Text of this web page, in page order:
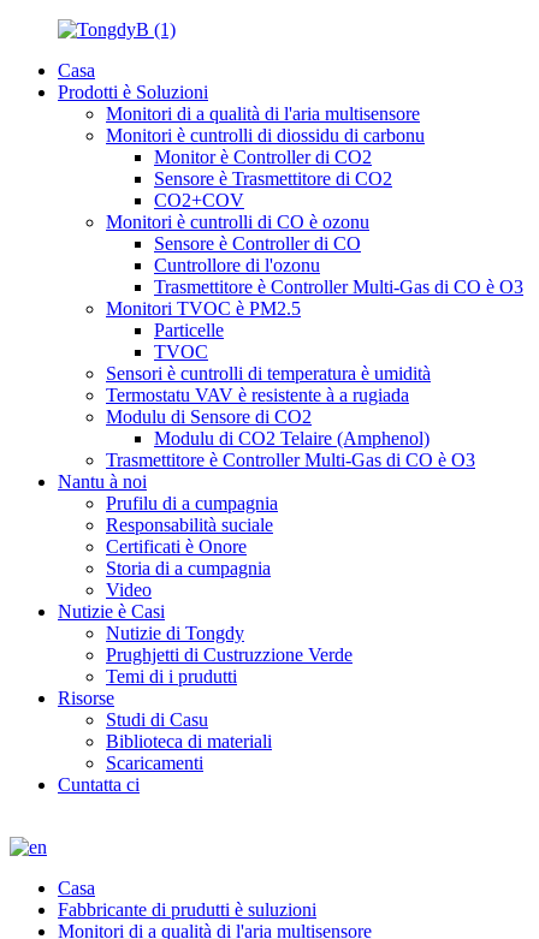
Casa
Prodotti è Soluzioni
Monitori di a qualità di l'aria multisensore
Monitori è cuntrolli di diossidu di carbonu
Monitor è Controller di CO2
Sensore è Trasmettitore di CO2
CO2+COV
Monitori è cuntrolli di CO è ozonu
Sensore è Controller di CO
Cuntrollore di l'ozonu
Trasmettitore è Controller Multi-Gas di CO è O3
Monitori TVOC è PM2.5
Particelle
TVOC
Sensori è cuntrolli di temperatura è umidità
Termostatu VAV è resistente à a rugiada
Modulu di Sensore di CO2
Modulu di CO2 Telaire (Amphenol)
Trasmettitore è Controller Multi-Gas di CO è O3
Nantu à noi
Prufilu di a cumpagnia
Responsabilità suciale
Certificati è Onore
Storia di a cumpagnia
Video
Nutizie è Casi
Nutizie di Tongdy
Prughjetti di Custruzzione Verde
Temi di i prudutti
Risorse
Studi di Casu
Biblioteca di materiali
Scaricamenti
Cuntatta ci
Casa
Fabbricante di prudutti è suluzioni
Monitori di a qualità di l'aria multisensore